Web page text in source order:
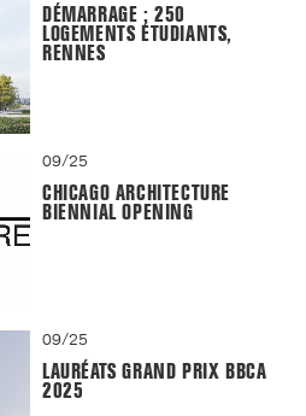
DÉMARRAGE : 250
LOGEMENTS ÉTUDIANTS,
RENNES
09/25
CHICAGO ARCHITECTURE
BIENNIAL OPENING
09/25
LAURÉATS GRAND PRIX BBCA
2025